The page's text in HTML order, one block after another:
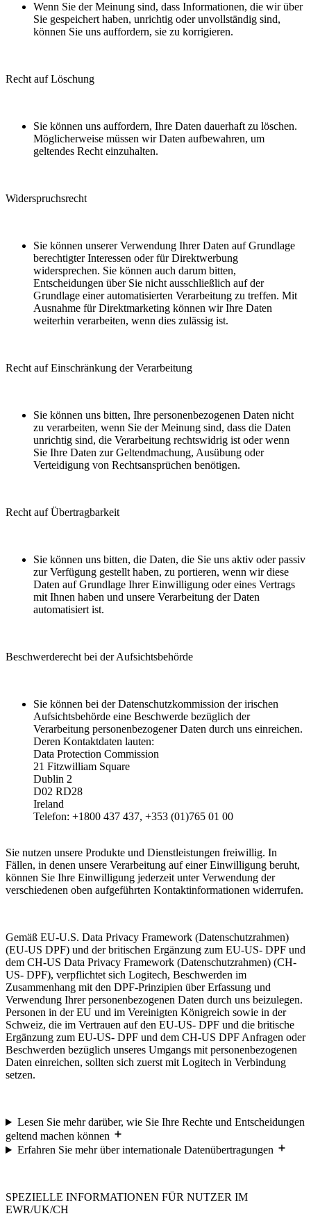
Wenn Sie der Meinung sind, dass Informationen, die wir über
Sie gespeichert haben, unrichtig oder unvollständig sind,
können Sie uns auffordern, sie zu korrigieren.
Recht auf Löschung
Sie können uns auffordern, Ihre Daten dauerhaft zu löschen.
Möglicherweise müssen wir Daten aufbewahren, um
geltendes Recht einzuhalten.
Widerspruchsrecht
Sie können unserer Verwendung Ihrer Daten auf Grundlage
berechtigter Interessen oder für Direktwerbung
widersprechen. Sie können auch darum bitten,
Entscheidungen über Sie nicht ausschließlich auf der
Grundlage einer automatisierten Verarbeitung zu treffen. Mit
Ausnahme für Direktmarketing können wir Ihre Daten
weiterhin verarbeiten, wenn dies zulässig ist.
Recht auf Einschränkung der Verarbeitung
Sie können uns bitten, Ihre personenbezogenen Daten nicht
zu verarbeiten, wenn Sie der Meinung sind, dass die Daten
unrichtig sind, die Verarbeitung rechtswidrig ist oder wenn
Sie Ihre Daten zur Geltendmachung, Ausübung oder
Verteidigung von Rechtsansprüchen benötigen.
Recht auf Übertragbarkeit
Sie können uns bitten, die Daten, die Sie uns aktiv oder passiv
zur Verfügung gestellt haben, zu portieren, wenn wir diese
Daten auf Grundlage Ihrer Einwilligung oder eines Vertrags
mit Ihnen haben und unsere Verarbeitung der Daten
automatisiert ist.
Beschwerderecht bei der Aufsichtsbehörde
Sie können bei der Datenschutzkommission der irischen
Aufsichtsbehörde eine Beschwerde bezüglich der
Verarbeitung personenbezogener Daten durch uns einreichen.
Deren Kontaktdaten lauten:
Data Protection Commission
21 Fitzwilliam Square
Dublin 2
D02 RD28
Ireland
Telefon: +1800 437 437, +353 (01)765 01 00
Sie nutzen unsere Produkte und Dienstleistungen freiwillig. In
Fällen, in denen unsere Verarbeitung auf einer Einwilligung beruht,
können Sie Ihre Einwilligung jederzeit unter Verwendung der
verschiedenen oben aufgeführten Kontaktinformationen widerrufen.
Gemäß EU-U.S. Data Privacy Framework (Datenschutzrahmen)
(EU-US DPF) und der britischen Ergänzung zum EU-US- DPF und
dem CH-US Data Privacy Framework (Datenschutzrahmen) (CH-
US- DPF), verpflichtet sich Logitech, Beschwerden im
Zusammenhang mit den DPF-Prinzipien über Erfassung und
Verwendung Ihrer personenbezogenen Daten durch uns beizulegen.
Personen in der EU und im Vereinigten Königreich sowie in der
Schweiz, die im Vertrauen auf den EU-US- DPF und die britische
Ergänzung zum EU-US- DPF und dem CH-US DPF Anfragen oder
Beschwerden bezüglich unseres Umgangs mit personenbezogenen
Daten einreichen, sollten sich zuerst mit Logitech in Verbindung
setzen.
Lesen Sie mehr darüber, wie Sie Ihre Rechte und Entscheidungen
geltend machen können
Erfahren Sie mehr über internationale Datenübertragungen
SPEZIELLE INFORMATIONEN FÜR NUTZER IM
EWR/UK/CH